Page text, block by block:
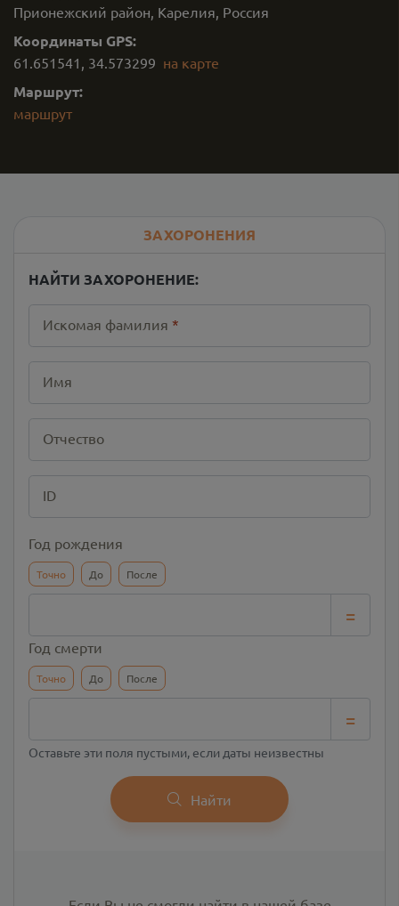
Прионежский район, Карелия, Россия
Координаты GPS:
61.651541 , 34.573299 на карте
Маршрут:
маршрут
ЗАХОРОНЕНИЯ
НАЙТИ ЗАХОРОНЕНИЕ:
Искомая фамилия *
Имя
Отчество
ID
Год рождения
Точно До После
=
Год смерти
Точно До После
=
Оставьте эти поля пустыми, если даты неизвестны
Найти